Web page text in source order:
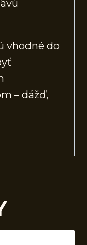
vhodné do
– dážď,